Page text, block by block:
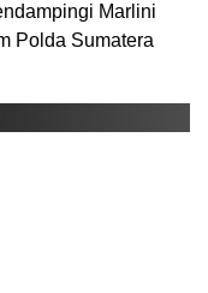
Marlini
Polda Sumatera